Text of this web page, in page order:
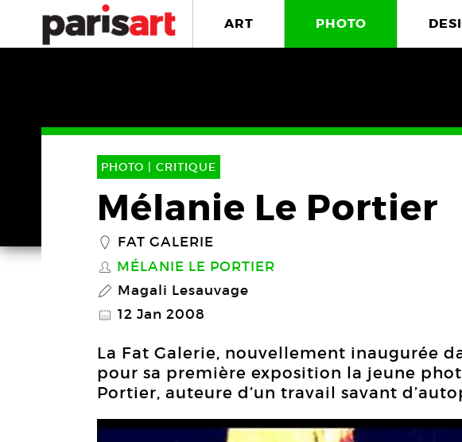
ART PHOTO
PHOTO | CRITIQUE
Mélanie Le Portier
_ FAT GALERIE
S MÉLANIE LE PORTIER
P Magali Lesauvage
@ 12 Jan 2008
La Fat Galerie, nouvellement inaugurée
pour sa première exposition la jeune
Portier, auteure d’un travail savant